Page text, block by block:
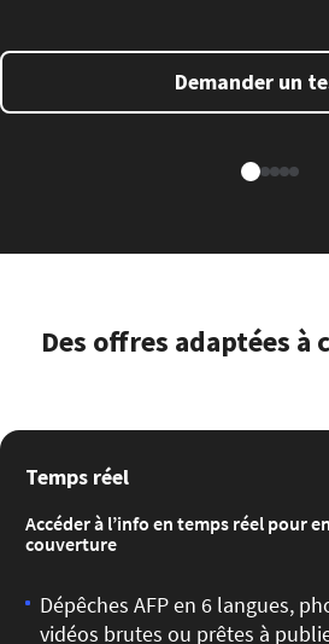
Demander un
Des offres adaptées à
Temps réel
Accéder à l’info en temps réel pour
couverture
Dépêches AFP en 6 langues,
vidéos brutes ou prêtes à